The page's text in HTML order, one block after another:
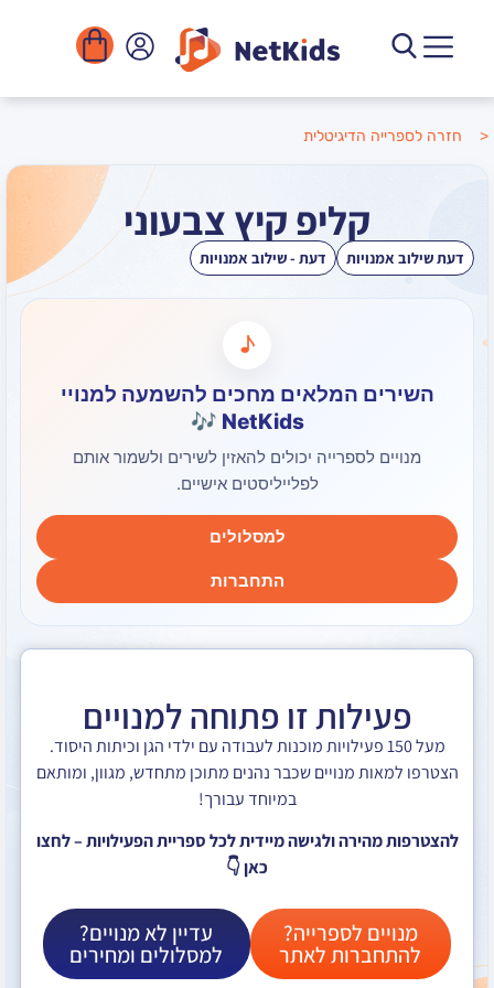
קליפ קיץ צבעוני
דעת - שילוב אמנויות
המלאים מחכים להשמעה למנויי
לספרייה יכולים להאזין לשירים ולשמור אותם
לפלייליסטים אישיים.
זו פתוחה למנויים
150 פעילויות מוכנות לעבודה עם ילדי הגן וכיתות היסוד.
מנויים שכבר נהנים מתוכן מתחדש, מגוון, ומותאם
ולגישה מיידית לכל ספריית הפעילויות – לחצו
לספרייה?
לאתר
עדיין לא מנויים?
למסלולים ומחירים